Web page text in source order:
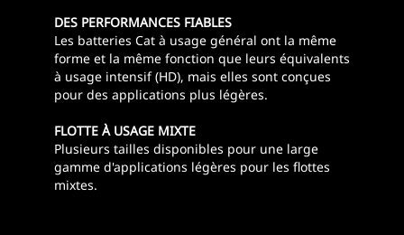
DES PERFORMANCES FIABLES
Les batteries Cat à usage général ont la même
forme et la même fonction que leurs équivalents
à usage intensif (HD), mais elles sont conçues
pour des applications plus légères.
FLOTTE À USAGE MIXTE
Plusieurs tailles disponibles pour une large
gamme d'applications légères pour les flottes
mixtes.